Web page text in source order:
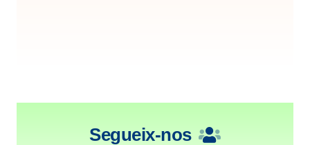
Segueix-nos